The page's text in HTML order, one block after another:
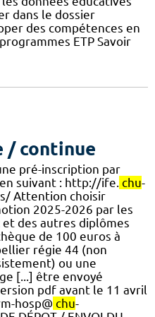
dans le dossier
des compétences en
ETP Savoir
/ continue
pré-inscription par
suivant : http://ife. chu-
Attention choisir
2025-2026 par les
et des autres diplômes
de 100 euros à
régie 44 (non
ou une
[...] être envoyé
pdf avant le 11 avril
hosp@ chu-